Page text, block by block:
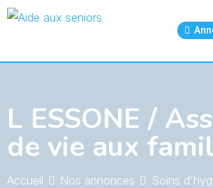
Skip
L ESSONE /
de vie aux
Accueil Nos annonces Soins